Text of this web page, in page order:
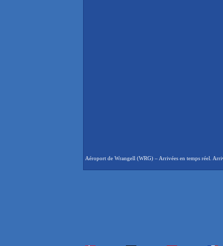
Aéroport de Wrangell (WRG) – Arrivées en temps réel.